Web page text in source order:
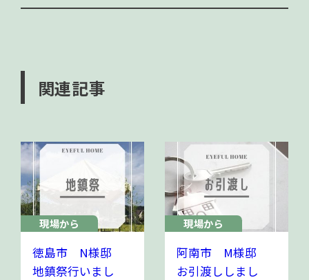
関連記事
現場から
徳島市 N様邸
地鎮祭行いまし
現場から
阿南市 M様邸
お引渡ししまし